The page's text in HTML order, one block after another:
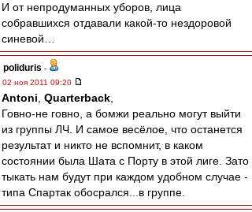
И от непродуманных уборов, лица
собравшихся отдавали какой-то нездоровой
синевой…
poliduris -
02 ноя 2011 09:20
Antoni Quarterback
Говно-не говно, а бомжи реально могут выйти
из группы ЛЧ. И самое весёлое, что останется
результат и никто не вспомнит, в каком
состоянии была Шата с Порту в этой лиге. Зато
тыкать нам будут при каждом удобном случае -
типа Спартак обосрался...в группе.